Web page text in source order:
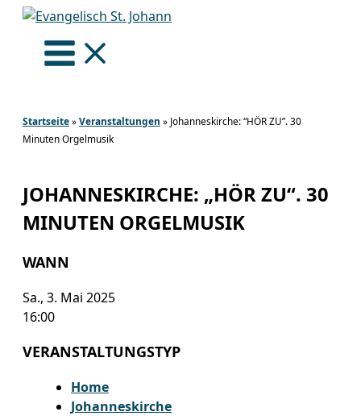
Zum
springen
Startseite»Veranstaltungen » Johanneskirche: “HÖR ZU”. 30
Minuten Orgelmusik
JOHANNESKIRCHE: „HÖR ZU“. 30
MINUTEN ORGELMUSIK
WANN
Sa., 3. Mai 2025
16:00
VERANSTALTUNGSTYP
Home
Johanneskirche